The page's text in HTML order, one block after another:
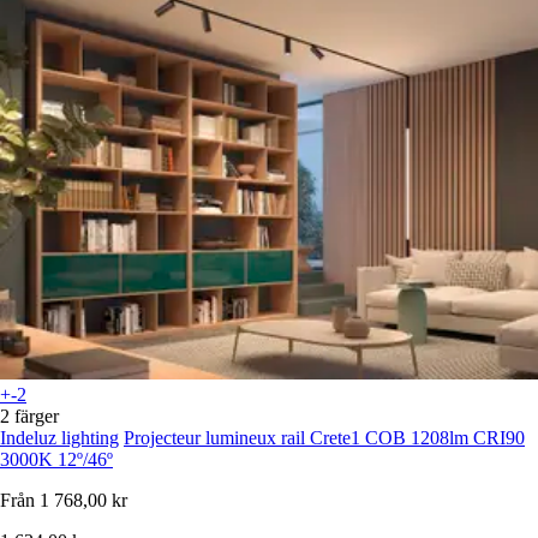
+-2
2 färger
Indeluz lighting Projecteur lumineux rail Crete1 COB 1208lm CRI90
3000K 12º/46º
Från 1 768,00 kr